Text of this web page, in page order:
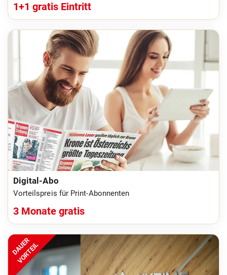
1+1 gratis Eintritt
Digital-Abo
Vorteilspreis für Print-Abonnenten
3 Monate gratis
DAUER
VORTEIL